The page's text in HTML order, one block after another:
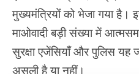
मुख्यमंत्रियों को भेजा गया है।
माओवादी बड़ी संख्या में
सुरक्षा एजेंसियाँ और पुलिस यह
असली है या नहीं।